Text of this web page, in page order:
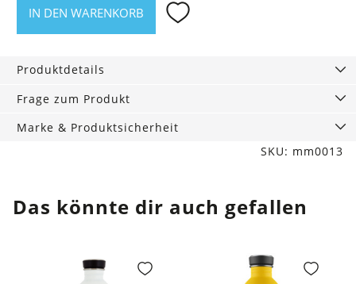
Cube
cm
Menge
IN DEN WARENKORB
Produktdetails
Frage zum Produkt
Marke & Produktsicherheit
SKU: mm0013
Das könnte dir auch gefallen